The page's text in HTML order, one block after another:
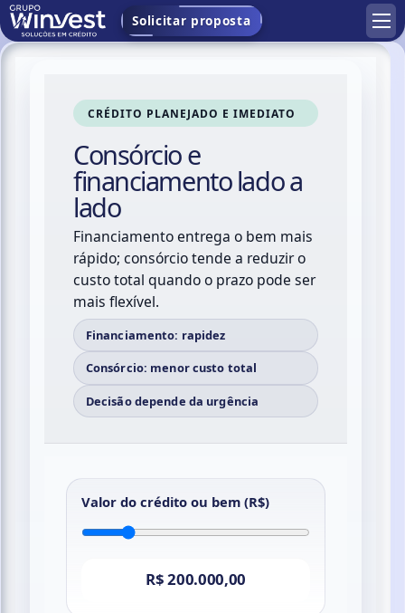
Solicitar proposta
CRÉDITO PLANEJADO E IMEDIATO
Consórcio e
financiamento lado a
lado
Financiamento entrega o bem mais
rápido; consórcio tende a reduzir o
custo total quando o prazo pode ser
mais flexível.
Financiamento: rapidez
Consórcio: menor custo total
Decisão depende da urgência
Valor do crédito ou bem (R$)
R$ 200.000,00